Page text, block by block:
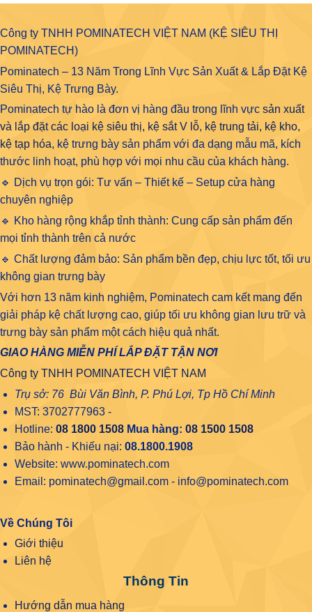
Công ty TNHH POMINATECH VIỆT NAM (KỆ SIÊU THỊ
POMINATECH)
Pominatech – 13 Năm Trong Lĩnh Vực Sản Xuất & Lắp Đặt Kệ
Siêu Thị, Kệ Trưng Bày.
Pominatech tự hào là đơn vị hàng đầu trong lĩnh vực sản xuất
và lắp đặt các loại kệ siêu thị, kệ sắt V lỗ, kệ trung tải, kệ kho,
kệ tạp hóa, kệ trưng bày sản phẩm với đa dạng mẫu mã, kích
thước linh hoạt, phù hợp với mọi nhu cầu của khách hàng.
🔹 Dịch vụ trọn gói: Tư vấn – Thiết kế – Setup cửa hàng
chuyên nghiệp
🔹 Kho hàng rộng khắp tỉnh thành: Cung cấp sản phẩm đến
mọi tỉnh thành trên cả nước
🔹 Chất lượng đảm bảo: Sản phẩm bền đẹp, chịu lực tốt, tối ưu
không gian trưng bày
Với hơn 13 năm kinh nghiệm, Pominatech cam kết mang đến
giải pháp kệ chất lượng cao, giúp tối ưu không gian lưu trữ và
trưng bày sản phẩm một cách hiệu quả nhất.
GIAO HÀNG MIỄN PHÍ LẮP ĐẶT TẬN NƠI
Công ty TNHH POMINATECH VIỆT NAM
Trụ sở: 76 Bùi Văn Bình, P. Phú Lợi, Tp Hồ Chí Minh
MST: 3702777963 -
Hotline: 08 1800 1508Mua hàng: 08 1500 1508
Bảo hành - Khiếu nại: 08.1800.1908
Website: www.pominatech.com
Email: pominatech@gmail.com - info@pominatech.com
Về Chúng Tôi
Giới thiệu
Liên hệ
Thông Tin
Hướng dẫn mua hàng